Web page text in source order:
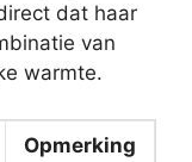
dat haar
van
warmte.
Opmerking